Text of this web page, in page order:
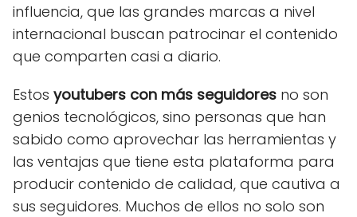
influencia, que las grandes marcas a nivel
internacional buscan patrocinar el contenido
que comparten casi a diario.
Estos youtubers con más seguidores no son
genios tecnológicos, sino personas que han
sabido como aprovechar las herramientas y
las ventajas que tiene esta plataforma para
producir contenido de calidad, que cautiva a
sus seguidores. Muchos de ellos no solo son